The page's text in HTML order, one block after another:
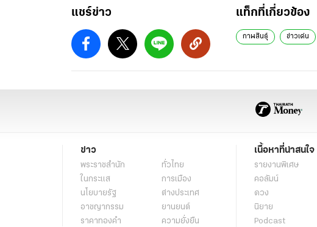
แชร์ข่าว แท็กที่เกี่ยวข้อง
กาฬสินธุ์ ข่าวเด่น
ข่าว
พระราชสำนัก
ทั่วไทย
ในกระแส
การเมือง
นโยบายรัฐ
ต่างประเทศ
อาชญากรรม
ยานยนต์
ราคาทองคำ
ความยั่งยืน
เนื้อหาที่น่าสนใจ
รายงานพิเศษ
คอลัมน์
ดวง
นิยาย
Podcast